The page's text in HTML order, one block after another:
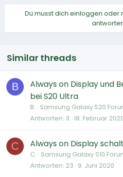
Du musst dich einloggen oder
Similar threads
B
Always on Display und
bei S20 Ultra
B. Samsung Galaxy S20
Antworten 3 18. Februar
C Always on Display
C. Samsung Galaxy S10
Antworten 23 9. Juni 2020